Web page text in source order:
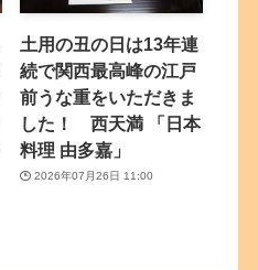
土用の丑の日は13年連
続で関西最高峰の江戸
前うな重をいただきま
した！ 西天満 「日本
料理 由多嘉」
2026年07月26日 11:00